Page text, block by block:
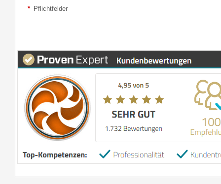
* Pflichtfelder